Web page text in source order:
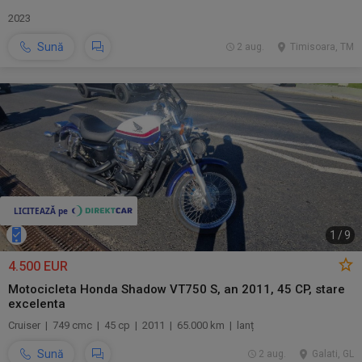
2023
Sună Timisoara, TM
2 aug.
1 / 9
4.500 EUR
Motocicleta Honda Shadow VT750 S, an 2011, 45 CP, stare
excelenta
Cruiser | 749 cmc | 45 cp | 2011 | 65.000 km | lanț
Sună Galati, GL
2 aug.